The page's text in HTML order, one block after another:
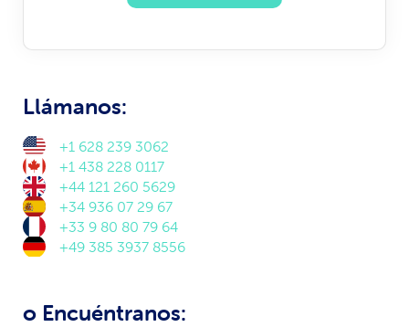
Llámanos:
+1 628 239 3062
+1 438 228 0117
+44 121 260 5629
+34 936 07 29 67
+33 9 80 80 79 64​
+49 385 3937 8556
o Encuéntranos: